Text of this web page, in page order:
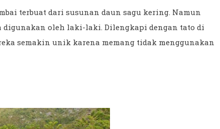
terbuat dari susunan daun sagu kering. Namun
digunakan oleh laki-laki. Dilengkapi dengan tato di
semakin unik karena memang tidak menggunakan